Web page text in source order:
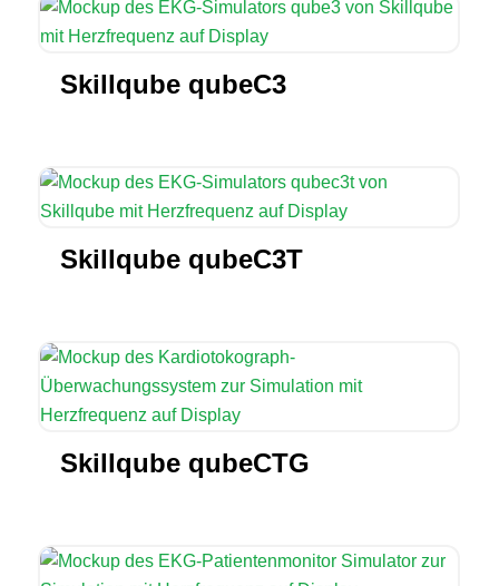
Skillqube qubeC3
Skillqube qubeC3T
Skillqube qubeCTG